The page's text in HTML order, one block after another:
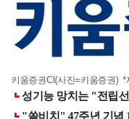
키움증권CI(사진=키움증권)